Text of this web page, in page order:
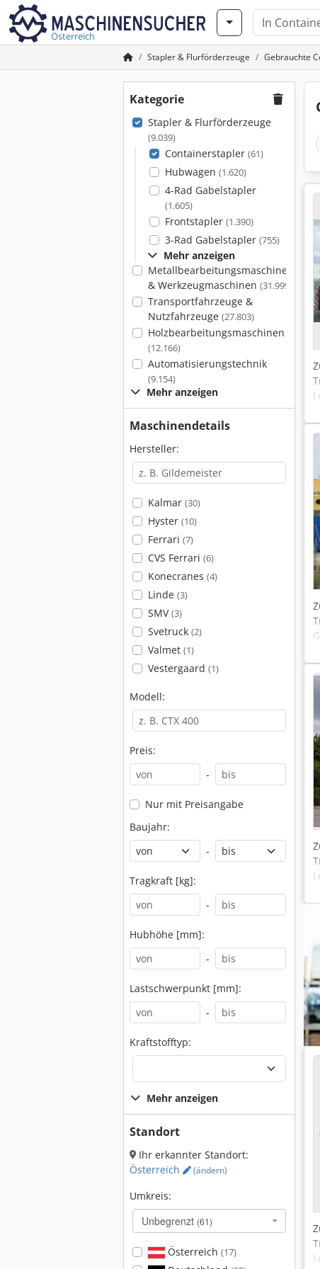
Österreich
Stapler & Flurförderzeuge Gebrauchte
Kategorie
Stapler & Flurförderzeuge
(9.039)
Containerstapler (61)
Hubwagen (1.620)
4-Rad Gabelstapler
(1.605)
Frontstapler (1.390)
3-Rad Gabelstapler (755)
Mehr anzeigen
Metallbearbeitungsmaschinen
& Werkzeugmaschinen (31.999)
Transportfahrzeuge &
Nutzfahrzeuge (27.803)
Holzbearbeitungsmaschinen
(12.166)
Automatisierungstechnik
(9.154)
Mehr anzeigen
Maschinendetails
Hersteller:
Kalmar (30)
Hyster (10)
Ferrari (7)
CVS Ferrari (6)
Konecranes (4)
Linde (3)
SMV(3)
Svetruck (2)
Valmet (1)
Vestergaard (1)
Modell:
Preis:
-
Nur mit Preisangabe
Baujahr:
-
Tragkraft [kg]:
-
Hubhöhe [mm]:
-
Lastschwerpunkt [mm]:
-
Kraftstofftyp:
Mehr anzeigen
Standort
Ihr erkannter Standort:
Österreich
(ändern)
Umkreis:
Unbegrenzt (61)
Österreich (17)
-